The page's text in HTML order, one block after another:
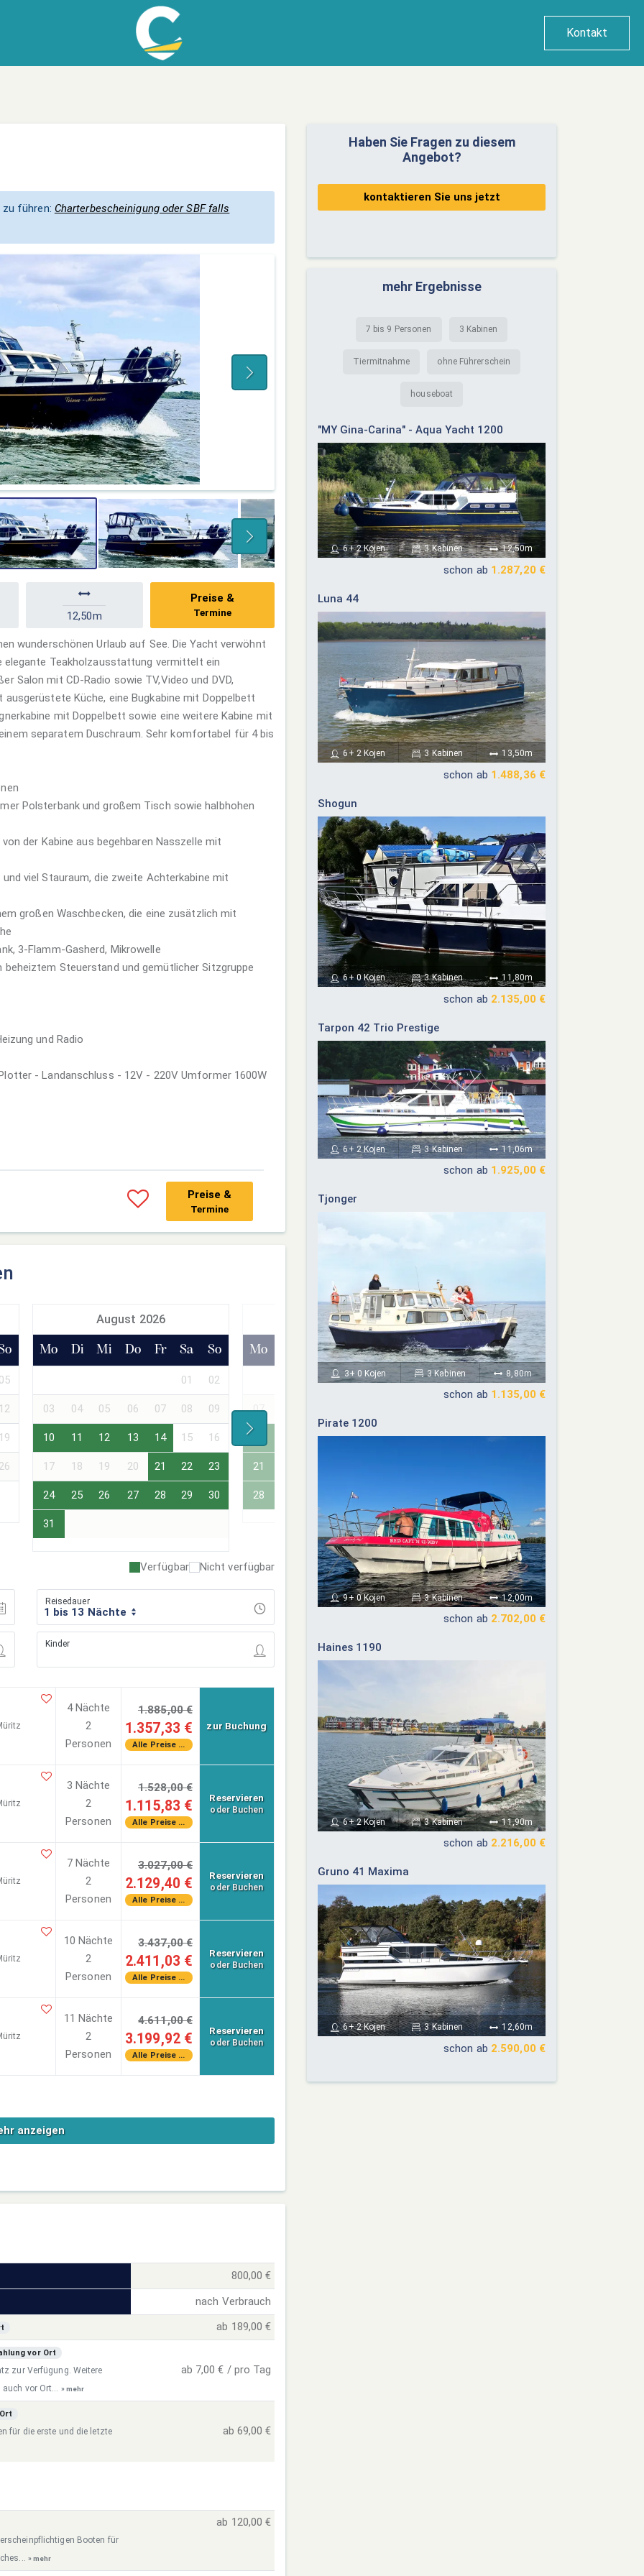
Kontakt
führen: Charterbescheinigung oder SBF falls
12,50m
Preise &
Termine
wunderschönen Urlaub auf See. Die Yacht verwöhnt
elegante Teakholzausstattung vermittelt ein
Salon mit CD-Radio sowie TV,Video und DVD,
Küche, eine Bugkabine mit Doppelbett
mit Doppelbett sowie eine weitere Kabine mit
separatem Duschraum. Sehr komfortabel für 4 bis
Polsterbank und großem Tisch sowie halbhohen
der Kabine aus begehbaren Nasszelle mit
viel Stauraum, die zweite Achterkabine mit
großen Waschbecken, die eine zusätzlich mit
3-Flamm-Gasherd, Mikrowelle
Steuerstand und gemütlicher Sitzgruppe
und Radio
- Landanschluss - 12V - 220V Umformer 1600W
Preise &
Termine
05
12
19
26
August 2026
Mo Di Mi Do Fr Sa So
01 02
03 04 05 06 07 08 09
10 11 12 13 14 15 16
17 18 19 20 21 22 23
24 25 26 27 28 29 30
31
September 2026
Mo Mi Do Fr Sa So
02 03 04 05 06
07
16 17 18 19 20
21
28
Oktober 2026
Mo Di Mi
12 13 14
26 27
Verfügbar Nicht verfügbar
Reisedauer
1 bis 13 Nächte
Kinder
4 Nächte
2
Personen
1.885,00 €
1.357,33 €
Alle Preise ...
zur Buchung
3 Nächte
2
Personen
1.528,00 €
1.115,83 €
Alle Preise ...
Reservieren
oder Buchen
7 Nächte
2
Personen
3.027,00 €
2.129,40 €
Alle Preise ...
Reservieren
oder Buchen
10 Nächte
2
Personen
3.437,00 €
2.411,03 €
Alle Preise ...
Reservieren
oder Buchen
11 Nächte
2
Personen
4.611,00 €
3.199,92 €
Alle Preise ...
Reservieren
oder Buchen
anzeigen
800,00 €
nach Verbrauch
ab 189,00 €
vor Ort
zur Verfügung. Weitere
vor Ort... » mehr
ab 7,00 € / pro Tag
für die erste und die letzte
ab 69,00 €
Booten für
» mehr
ab 120,00 €
Haben Sie Fragen zu diesem
Angebot?
kontaktieren Sie uns jetzt
mehr Ergebnisse
7 bis 9 Personen 3 Kabinen
Tiermitnahme ohne Führerschein
houseboat
"MY Gina-Carina" - Aqua Yacht 1200
6+ 2 Kojen 3 Kabinen 12,50m
schon ab 1.287,20 €
Luna 44
6+ 2 Kojen 3 Kabinen 13,50m
schon ab 1.488,36 €
Shogun
6+ 0 Kojen 3 Kabinen 11,80m
schon ab 2.135,00 €
Tarpon 42 Trio Prestige
6+ 2 Kojen 3 Kabinen 11,06m
schon ab 1.925,00 €
Tjonger
3+ 0 Kojen 3 Kabinen 8,80m
schon ab 1.135,00 €
Pirate 1200
9+ 0 Kojen 3 Kabinen 12,00m
schon ab 2.702,00 €
Haines 1190
6+ 2 Kojen 3 Kabinen 11,90m
schon ab 2.216,00 €
Gruno 41 Maxima
6+ 2 Kojen 3 Kabinen 12,60m
schon ab 2.590,00 €